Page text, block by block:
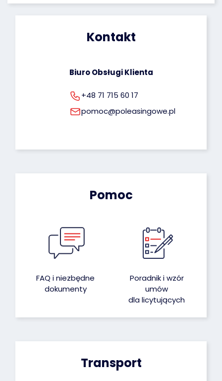
rodo@poleasingowe.pl
Kontakt
Biuro Obsługi Klienta
+48 71 715 60 17
pomoc@poleasingowe.pl
Pomoc
FAQ i niezbędne
dokumenty
Poradnik i wzór
umów
dla licytujących
Transport